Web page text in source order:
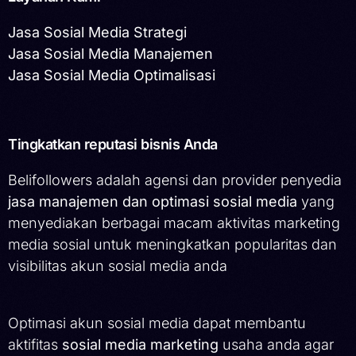
Jasa Sosial Media Strategi
Jasa Sosial Media Manajemen
Jasa Sosial Media Optimalisasi
Tingkatkan reputasi bisnis Anda
Belifollowers adalah agensi dan provider penyedia
jasa manajemen dan optimasi sosial media yang
menyediakan berbagai macam aktivitas marketing
media sosial untuk meningkatkan popularitas dan
visibilitas akun sosial media anda
Optimasi akun sosial media dapat membantu
aktifitas sosial media marketing usaha anda agar